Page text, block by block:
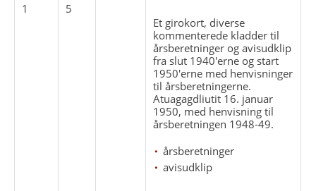
1
5
Et girokort, diverse
kommenterede kladder til
årsberetninger og avisudklip
fra slut 1940'erne og start
1950'erne med henvisninger
til årsberetningerne.
Atuagagdliutit 16. januar
1950, med henvisning til
årsberetningen 1948-49.
årsberetninger
avisudklip